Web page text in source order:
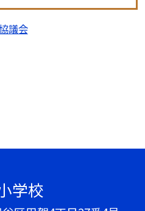
議会
学校